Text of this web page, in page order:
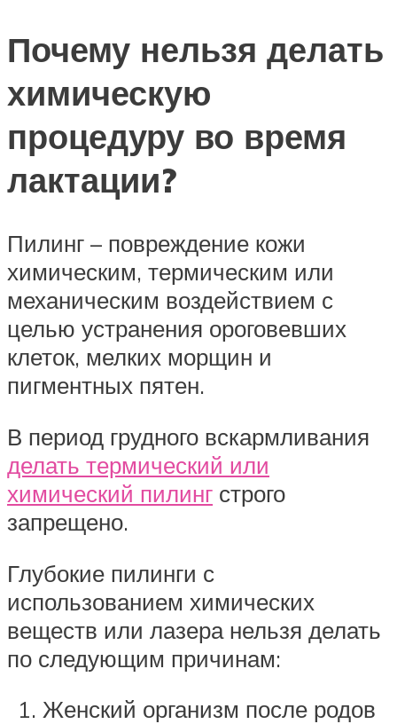
Почему нельзя делать
химическую
процедуру во время
лактации?
Пилинг – повреждение кожи
химическим, термическим или
механическим воздействием с
целью устранения ороговевших
клеток, мелких морщин и
пигментных пятен.
В период грудного вскармливания
делать термический или
химический пилинг строго
запрещено.
Глубокие пилинги с
использованием химических
веществ или лазера нельзя делать
по следующим причинам:
Женский организм после родов